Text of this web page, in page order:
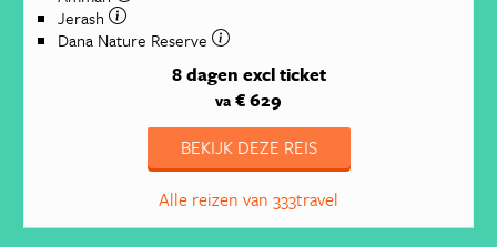
Jerash
Dana Nature Reserve
8 dagen excl ticket
va € 629
BEKIJK DEZE REIS
Alle reizen van 333travel